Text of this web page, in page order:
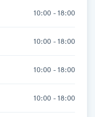
10:00 - 18:00
10:00 - 18:00
10:00 - 18:00
10:00 - 18:00